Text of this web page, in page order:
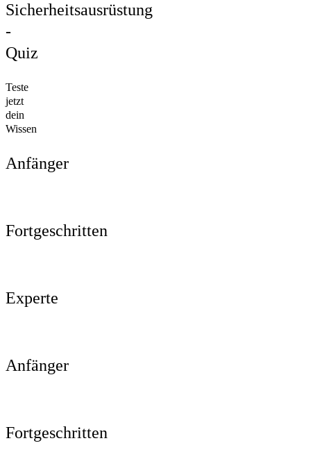
Sicherheitsausrüstung
-
Quiz
Teste
jetzt
dein
Wissen
Anfänger
Fortgeschritten
Experte
Anfänger
Fortgeschritten